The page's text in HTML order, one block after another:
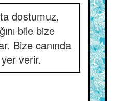
dostumuz,
bile bize
Bize canında
yer verir.